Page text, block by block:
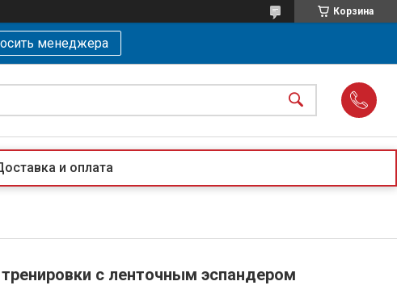
Корзина
менеджера
и оплата
с ленточным эспандером